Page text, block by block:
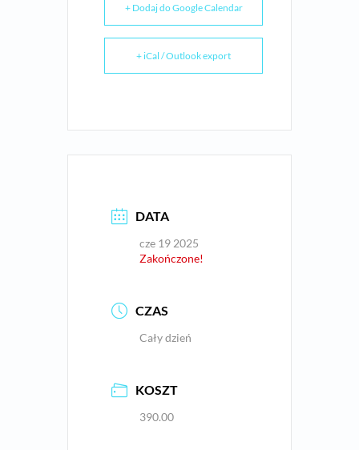
+ Dodaj do Google Calendar
+ iCal / Outlook export
DATA
cze 19 2025
Zakończone!
CZAS
Cały dzień
KOSZT
390.00